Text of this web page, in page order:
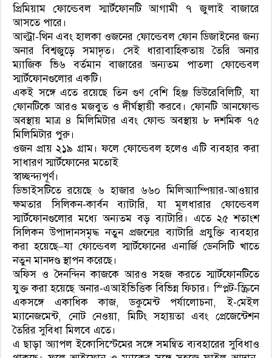
প্রিমিয়াম ফোল্ডেবল স্মার্টফোনটি আগামী ৭ জুলাই বাজারে
আসতে পারে।
আল্ট্রা-থিন এবং হালকা ওজনের ফোল্ডেবল ফোন ডিজাইনের জন্য
অনার বিশ্বজুড়ে সমাদৃত। সেই ধারাবাহিকতায় তৈরি অনার
ম্যাজিক ভি৬ বর্তমান বাজারের অন্যতম পাতলা ফোল্ডেবল
স্মার্টফোনগুলোর একটি।
একই সঙ্গে এতে রয়েছে তিন গুণ বেশি হিঞ্জ ডিউরেবিলিটি, যা
ফোনটিকে আরও মজবুত ও দীর্ঘস্থায়ী করবে। ফোনটি আনফোল্ড
অবস্থায় মাত্র ৪ মিলিমিটার এবং ফোল্ড অবস্থায় ৮ দশমিক ৭৫
মিলিমিটার পুরু।
ওজন প্রায় ২১৯ গ্রাম। ফলে ফোল্ডেবল হলেও এটি ব্যবহার করা
সাধারণ স্মার্টফোনের মতোই
স্বাচ্ছন্দ্যপূর্ণ।
ডিভাইসটিতে রয়েছে ৬ হাজার ৬৬০ মিলিঅ্যাম্পিয়ার-আওয়ার
ক্ষমতার সিলিকন-কার্বন ব্যাটারি, যা মূলধারার ফোল্ডেবল
স্মার্টফোনগুলোর মধ্যে অন্যতম বড় ব্যাটারি। এতে ২৫ শতাংশ
সিলিকন উপাদানসমৃদ্ধ নতুন প্রজন্মের ব্যাটারি প্রযুক্তি ব্যবহার
করা হয়েছে–যা ফোল্ডেবল স্মার্টফোনের এনার্জি ডেনসিটি খাতে
নতুন মানদণ্ড স্থাপন করেছে।
অফিস ও দৈনন্দিন কাজকে আরও সহজ করতে স্মার্টফোনটিতে
যুক্ত করা হয়েছে অনার-এআইভিত্তিক বিভিন্ন ফিচার। স্প্লিট-স্ক্রিনে
একসঙ্গে একাধিক কাজ, ডকুমেন্ট পর্যালোচনা, ই-মেইল
ম্যানেজমেন্ট, নোট নেওয়া, মিটিং সহায়তা এবং প্রেজেন্টেশন
তৈরির সুবিধা মিলবে এতে।
এ ছাড়া অ্যাপল ইকোসিস্টেমের সঙ্গে সমন্বিত ব্যবহারের সুবিধাও